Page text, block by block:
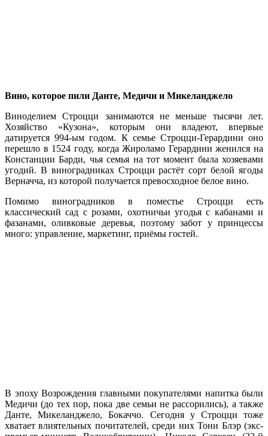
Вино, которое пили Данте, Медичи и Микеланджело
Виноделием Строцци занимаются не меньше тысячи лет.
Хозяйство «Кузона», которым они владеют, впервые
датируется 994-ым годом. К семье Строцци-Герардини оно
перешло в 1524 году, когда Жироламо Герардини женился на
Констанции Барди, чья семья на тот момент была хозяевами
угодий. В виноградниках Строцци растёт сорт белой ягоды
Верначча, из которой получается превосходное белое вино.
Помимо виноградников в поместье Строцци есть
классический сад с розами, охотничьи угодья с кабанами и
фазанами, оливковые деревья, поэтому забот у принцессы
много: управление, маркетинг, приёмы гостей.
В эпоху Возрождения главными покупателями напитка были
Медичи (до тех пор, пока две семьи не рассорились), а также
Данте, Микеланджело, Бокаччо. Сегодня у Строцци тоже
хватает влиятельных почитателей, среди них Тони Блэр (экс-